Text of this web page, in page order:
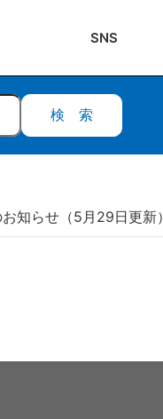
SNS
検索
知らせ（5月29日更新）